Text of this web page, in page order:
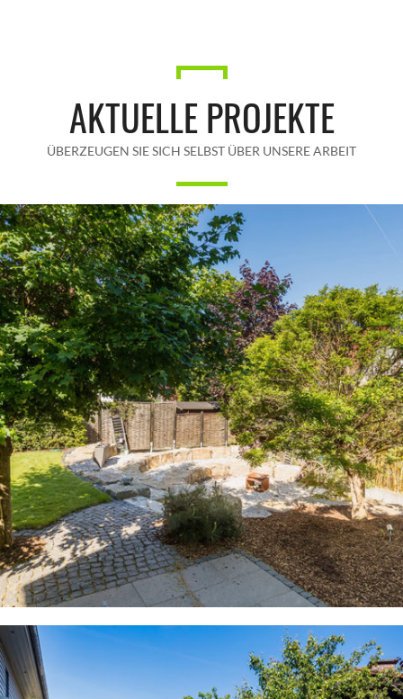
AKTUELLE PROJEKTE
ÜBERZEUGEN SIE SICH SELBST ÜBER UNSERE ARBEIT
RUSTIKALER TRAUMGARTEN